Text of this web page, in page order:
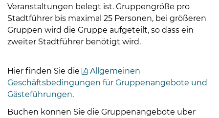
Veranstaltungen belegt ist. Gruppengröße pro
Stadtführer bis maximal 25 Personen, bei größeren
Gruppen wird die Gruppe aufgeteilt, so dass ein
zweiter Stadtführer benötigt wird.
Hier finden Sie die
Allgemeinen
Geschäftsbedingungen für Gruppenangebote und
Gästeführungen.
Buchen können Sie die Gruppenangebote über